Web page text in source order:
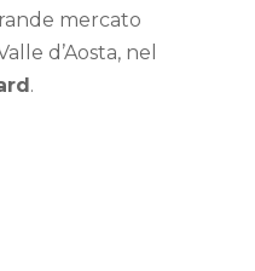
mercato
d’Aosta, nel
.